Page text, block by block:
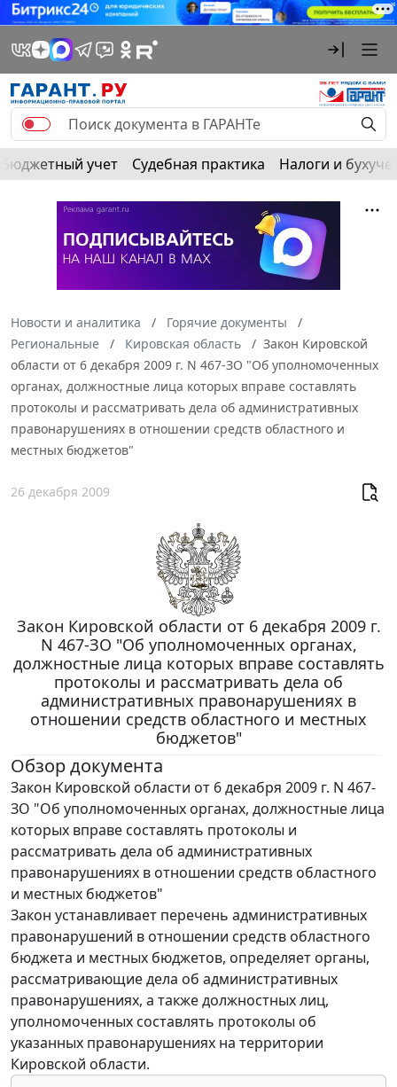
Бюджетный учет Судебная практика Налоги и
Новости и аналитика
Горячие документы
Региональные
Кировская область
Закон Кировской
области от 6 декабря 2009 г. N 467-ЗО "Об уполномоченных
органах, должностные лица которых вправе составлять
протоколы и рассматривать дела об административных
правонарушениях в отношении средств областного и
местных бюджетов"
26 декабря 2009
Закон Кировской области от 6 декабря 2009 г.
N 467-ЗО "Об уполномоченных органах,
должностные лица которых вправе составлять
протоколы и рассматривать дела об
административных правонарушениях в
отношении средств областного и местных
бюджетов"
Обзор документа
Закон Кировской области от 6 декабря 2009 г. N 467-
ЗО "Об уполномоченных органах, должностные лица
которых вправе составлять протоколы и
рассматривать дела об административных
правонарушениях в отношении средств областного
и местных бюджетов"
Закон устанавливает перечень административных
правонарушений в отношении средств областного
бюджета и местных бюджетов, определяет органы,
рассматривающие дела об административных
правонарушениях, а также должностных лиц,
уполномоченных составлять протоколы об
указанных правонарушениях на территории
Кировской области.